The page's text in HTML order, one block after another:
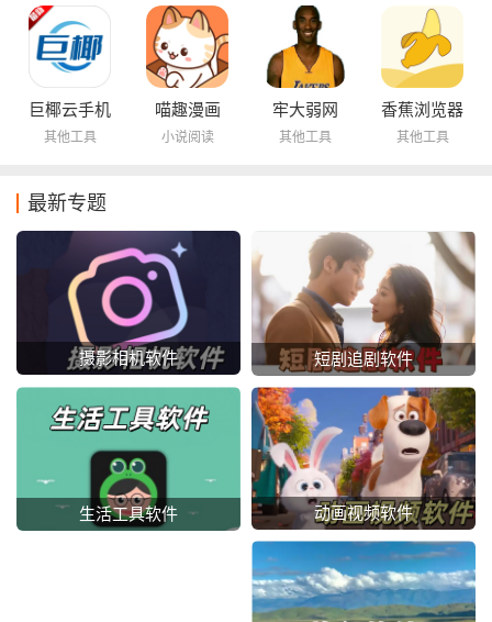
巨椰云手机
其他工具
喵趣漫画
小说阅读
牢大弱网
其他工具
香蕉浏览器
其他工具
最新专题
摄影相机软件 短剧追剧软件
生活工具软件 动画视频软件